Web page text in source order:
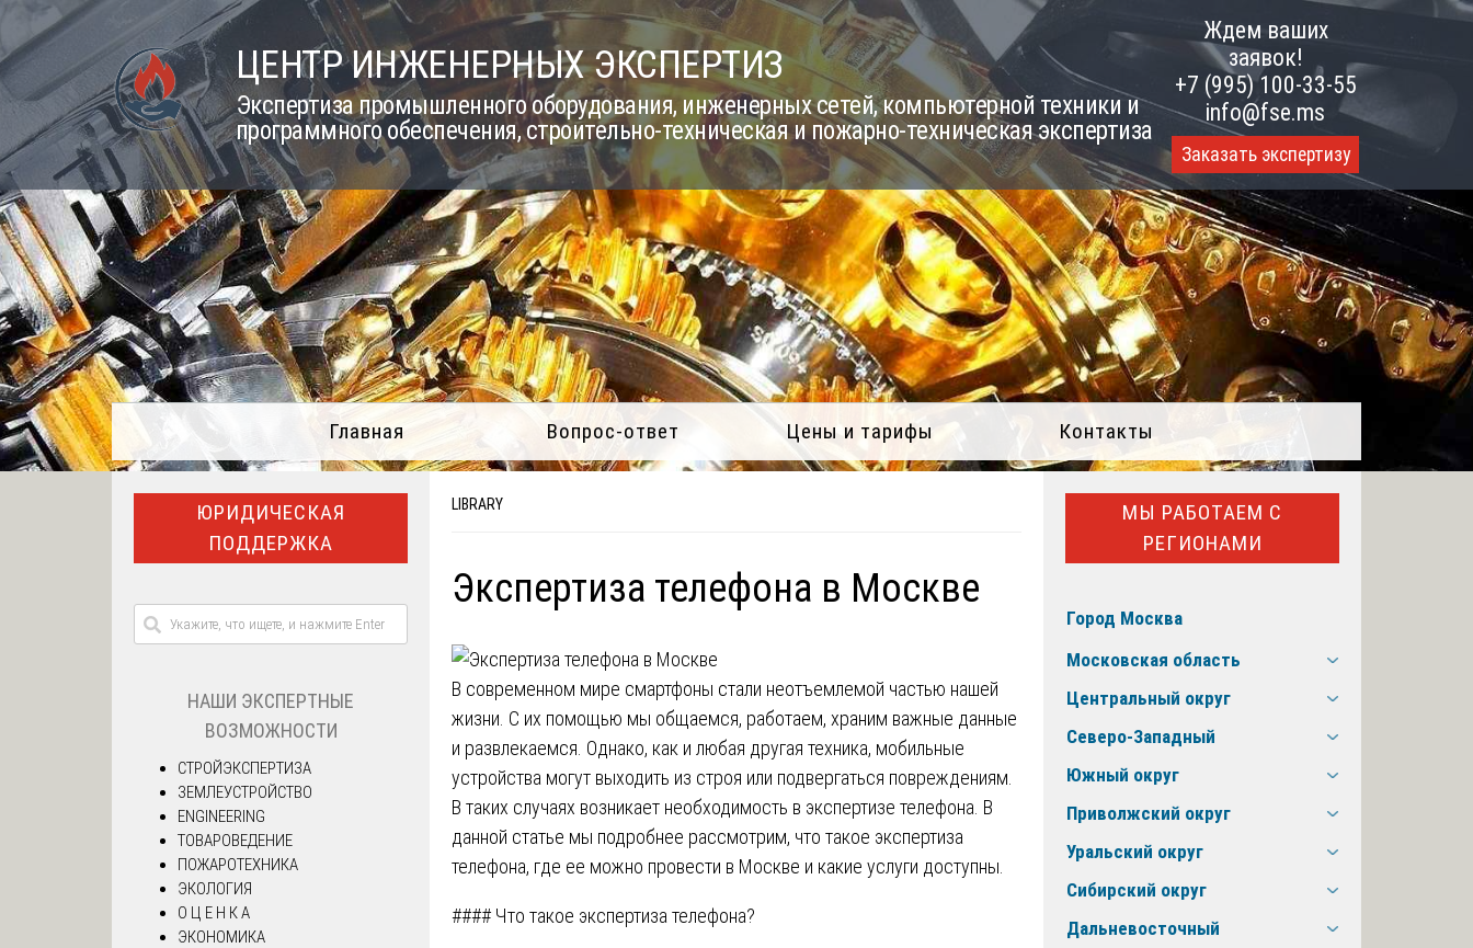
Skip
to
content
ЦЕНТР ИНЖЕНЕРНЫХ ЭКСПЕРТИЗ
Экспертиза промышленного оборудования, инженерных сетей, компьютерной техники и
программного обеспечения, строительно-техническая и пожарно-техническая экспертиза
Ждем ваших
заявок!
+7 (995) 100-33-55
info@fse.ms
Заказать экспертизу
Главная Вопрос-ответ Цены и тарифы Контакты
LIBRARY
Экспертиза телефона в Москве
В современном мире смартфоны стали неотъемлемой частью нашей
жизни. С их помощью мы общаемся, работаем, храним важные данные
и развлекаемся. Однако, как и любая другая техника, мобильные
устройства могут выходить из строя или подвергаться повреждениям.
В таких случаях возникает необходимость в экспертизе телефона. В
данной статье мы подробнее рассмотрим, что такое экспертиза
телефона, где ее можно провести в Москве и какие услуги доступны.
#### Что такое экспертиза телефона?
ЮРИДИЧЕСКАЯ
ПОДДЕРЖКА
НАШИ ЭКСПЕРТНЫЕ
ВОЗМОЖНОСТИ
СТРОЙЭКСПЕРТИЗА
ЗЕМЛЕУСТРОЙСТВО
ENGINEERING
ТОВАРОВЕДЕНИЕ
ПОЖАРОТЕХНИКА
ЭКОЛОГИЯ
О Ц Е Н К А
ЭКОНОМИКА
МЫ РАБОТАЕМ С
РЕГИОНАМИ
Город Москва
Московская область
Центральный округ
Северо-Западный
Южный округ
Приволжский округ
Уральский округ
Сибирский округ
Дальневосточный